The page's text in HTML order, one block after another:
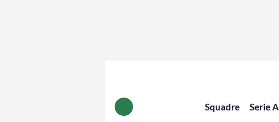
Squadre Serie A